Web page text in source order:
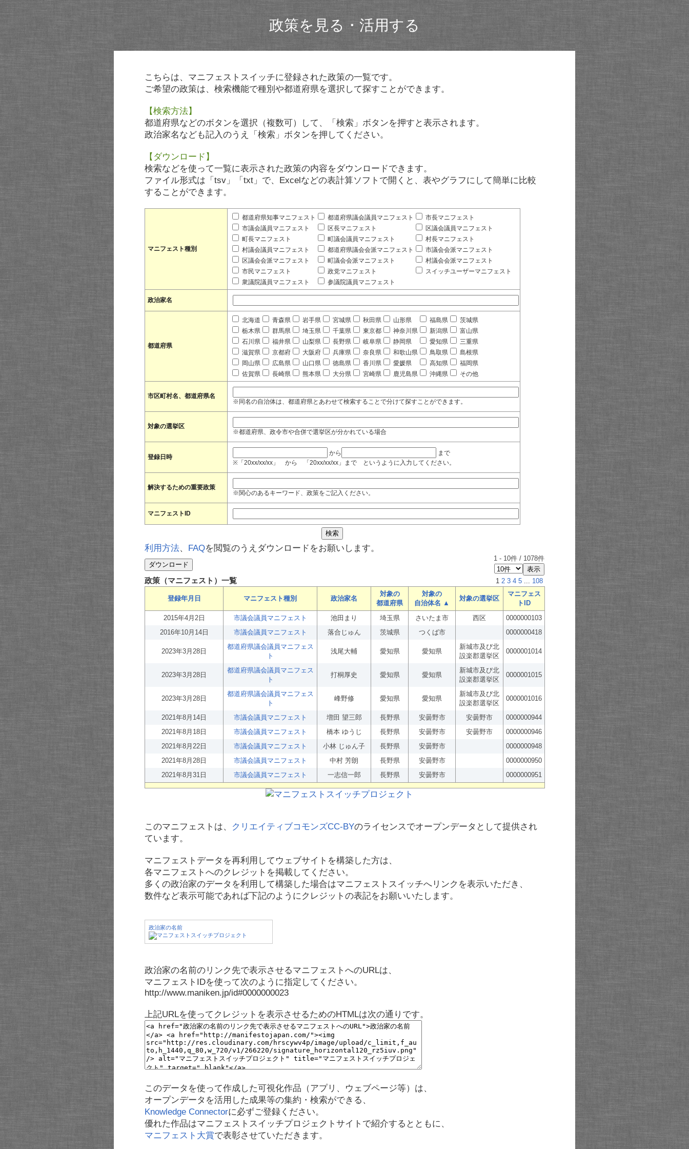
政策を見る・活用する
こちらは、マニフェストスイッチに登録された政策の一覧です。
ご希望の政策は、検索機能で種別や都道府県を選択して探すことができます。
【検索方法】
都道府県などのボタンを選択（複数可）して、「検索」ボタンを押すと表示されます。
政治家名なども記入のうえ「検索」ボタンを押してください。
【ダウンロード】
検索などを使って一覧に表示された政策の内容をダウンロードできます。
ファイル形式は「tsv」「txt」で、Excelなどの表計算ソフトで開くと、表やグラフにして簡単に比較
することができます。
マニフェスト種別
都道府県知事マニフェスト 都道府県議会議員マニフェスト
市長マニフェスト
市議会議員マニフェスト
区長マニフェスト
区議会議員マニフェスト
町長マニフェスト
町議会議員マニフェスト
村長マニフェスト
村議会議員マニフェスト
都道府県議会会派マニフェスト
市議会会派マニフェスト
区議会会派マニフェスト
町議会会派マニフェスト
村議会会派マニフェスト
市民マニフェスト
政党マニフェスト
スイッチユーザーマニフェスト
衆議院議員マニフェスト
参議院議員マニフェスト
政治家名
都道府県
北海道 青森県 岩手県 宮城県 秋田県 山形県 福島県
茨城県
栃木県
群馬県 埼玉県 千葉県 東京都 神奈川県 新潟県
富山県
石川県
福井県 山梨県 長野県 岐阜県 静岡県 愛知県
三重県
滋賀県
京都府 大阪府 兵庫県 奈良県 和歌山県 鳥取県
島根県
岡山県
広島県 山口県 徳島県 香川県 愛媛県 高知県
福岡県
佐賀県
長崎県 熊本県 大分県 宮崎県 鹿児島県 沖縄県 その他
市区町村名、都道府県名
※同名の自治体は、都道府県とあわせて検索することで分けて探すことができます。
対象の選挙区
※都道府県、政令市や合併で選挙区が分かれている場合
登録日時
から
まで
※「20xx/xx/xx」 から 「20xx/xx/xx」まで というように入力してください。
解決するための重要政策
※関心のあるキーワード、政策をご記入ください。
マニフェストID
利用方法、 FAQを閲覧のうえダウンロードをお願いします。
1 - 10件 / 1078件
政策（マニフェスト）一覧 1 2 3 4 5 ... 108
登録年月日 マニフェスト種別 政治家名
対象の
都道府県
対象の
自治体名 ▲
対象の選挙区
マニフェス
トID
2015年4月2日
市議会議員マニフェスト 池田まり 埼玉県 さいたま市 西区
0000000103
2016年10月14日
市議会議員マニフェスト 落合じゅん 茨城県 つくば市 0000000418
2023年3月28日
都道府県議会議員マニフェス
ト
浅尾大輔 愛知県 愛知県
新城市及び北
設楽郡選挙区
0000001014
2023年3月28日
都道府県議会議員マニフェス
ト
打桐厚史 愛知県 愛知県
新城市及び北
設楽郡選挙区
0000001015
2023年3月28日
都道府県議会議員マニフェス
ト
峰野修 愛知県 愛知県
新城市及び北
設楽郡選挙区
0000001016
2021年8月14日 市議会議員マニフェスト 増田 望三郎 長野県 安曇野市 安曇野市
0000000944
2021年8月18日
市議会議員マニフェスト 橋本 ゆうじ 長野県 安曇野市 安曇野市
0000000946
2021年8月22日
市議会議員マニフェスト 小林 じゅん子 長野県 安曇野市
0000000948
2021年8月28日
市議会議員マニフェスト 中村 芳朗 長野県 安曇野市
0000000950
2021年8月31日
市議会議員マニフェスト 一志信一郎 長野県 安曇野市 0000000951
このマニフェストは、 クリエイティブコモンズCC-BYのライセンスでオープンデータとして提供され
ています。
マニフェストデータを再利用してウェブサイトを構築した方は、
各マニフェストへのクレジットを掲載してください。
多くの政治家のデータを利用して構築した場合はマニフェストスイッチへリンクを表示いただき、
数件など表示可能であれば下記のようにクレジットの表記をお願いいたします。
政治家の名前
政治家の名前のリンク先で表示させるマニフェストへのURLは、
マニフェストIDを使って次のように指定してください。
http://www.maniken.jp/id#0000000023
上記URLを使ってクレジットを表示させるためのHTMLは次の通りです。
このデータを使って作成した可視化作品（アプリ、ウェブページ等）は、
オープンデータを活用した成果等の集約・検索ができる、
Knowledge Connectorに必ずご登録ください。
優れた作品はマニフェストスイッチプロジェクトサイトで紹介するとともに、
マニフェスト大賞で表彰させていただきます。